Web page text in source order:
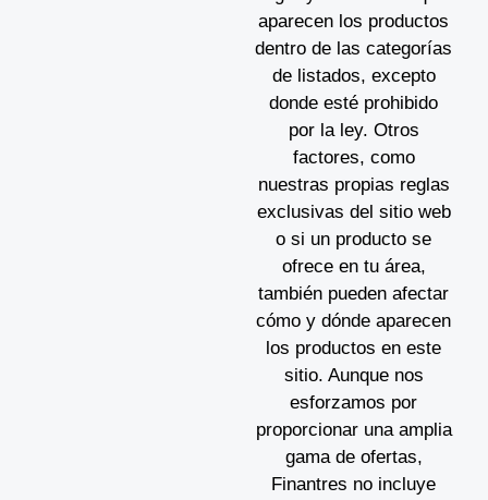
aparecen los productos
dentro de las categorías
de listados, excepto
donde esté prohibido
por la ley. Otros
factores, como
nuestras propias reglas
exclusivas del sitio web
o si un producto se
ofrece en tu área,
también pueden afectar
cómo y dónde aparecen
los productos en este
sitio. Aunque nos
esforzamos por
proporcionar una amplia
gama de ofertas,
Finantres no incluye